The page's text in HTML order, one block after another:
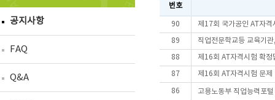
공지사항
FAQ
Q&A
번호
90 제17회 국가공인 AT자격
89 직업전문학교등 교육기
88 제16회 AT자격시험 확정
87 제16회 AT자격시험 문
86 고용노동부 직업능력포